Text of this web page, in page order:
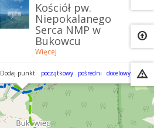
Kościół pw.
Niepokalanego
Serca NMP w
Bukowcu
Więcej
Dodaj punkt: początkowy pośredni docelowy